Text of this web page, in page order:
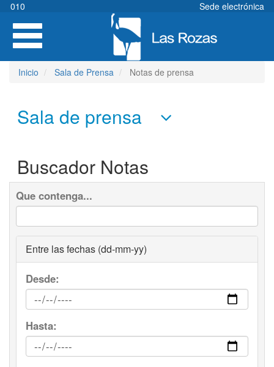
Pasar
contenido
principal
010
Sede electrónica
Toggle
navigation
Inicio Sala de Prensa Notas de prensa
Sala de prensa
Buscador Notas
Que contenga...
Entre las fechas (dd-mm-yy)
Desde:
Hasta: